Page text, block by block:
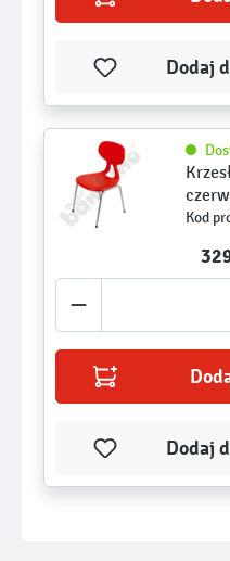
Dodaj
Kod
Dodaj